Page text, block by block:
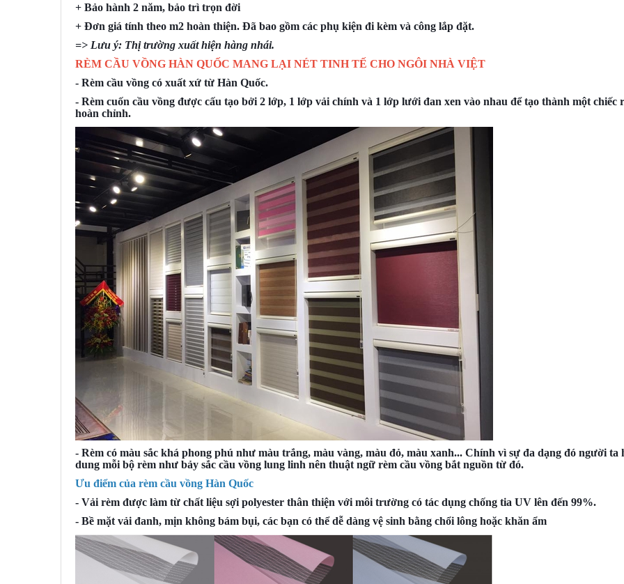
+ Bảo hành 2 năm, bảo trì trọn đời
+ Đơn giá tính theo m2 hoàn thiện. Đã bao gồm các phụ kiện đi kèm và công lắp đặt.
=> Lưu ý: Thị trường xuất hiện hàng nhái.
RÈM CẦU VỒNG HÀN QUỐC MANG LẠI NÉT TINH TẾ CHO NGÔI NHÀ VIỆT
- Rèm cầu vồng có xuất xứ từ Hàn Quốc.
- Rèm cuốn cầu vồng được cấu tạo bởi 2 lớp, 1 lớp vải chính và 1 lớp lưới đan xen vào nhau để tạo thành một chiếc
hoàn chỉnh.
- Rèm có màu sắc khá phong phú như màu trắng, màu vàng, màu đỏ, màu xanh... Chính vì sự đa dạng đó người ta
dung mỗi bộ rèm như bảy sắc cầu vồng lung linh nên thuật ngữ rèm cầu vồng bắt nguồn từ đó.
Ưu điểm của rèm cầu vồng Hàn Quốc
- Vải rèm được làm từ chất liệu sợi polyester thân thiện với môi trường có tác dụng chống tia UV lên đến 99%.
- Bề mặt vải đanh, mịn không bám bụi, các bạn có thể dễ dàng vệ sinh bằng chổi lông hoặc khăn ẩm